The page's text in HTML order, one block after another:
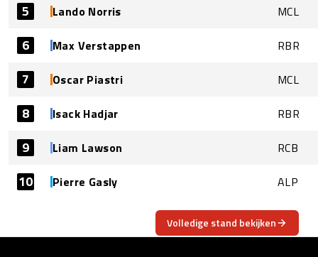
5 Lando Norris MCL
6 Max Verstappen RBR
7 Oscar Piastri MCL
8 Isack Hadjar RBR
9 Liam Lawson RCB
10 Pierre Gasly ALP
Volledige stand bekijken